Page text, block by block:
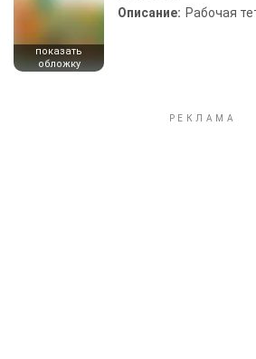
показать
обложку
Описание: Рабочая